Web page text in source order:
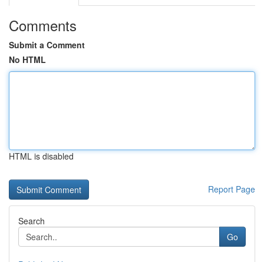
Comments
Submit a Comment
No HTML
HTML is disabled
Report Page
Search
Go